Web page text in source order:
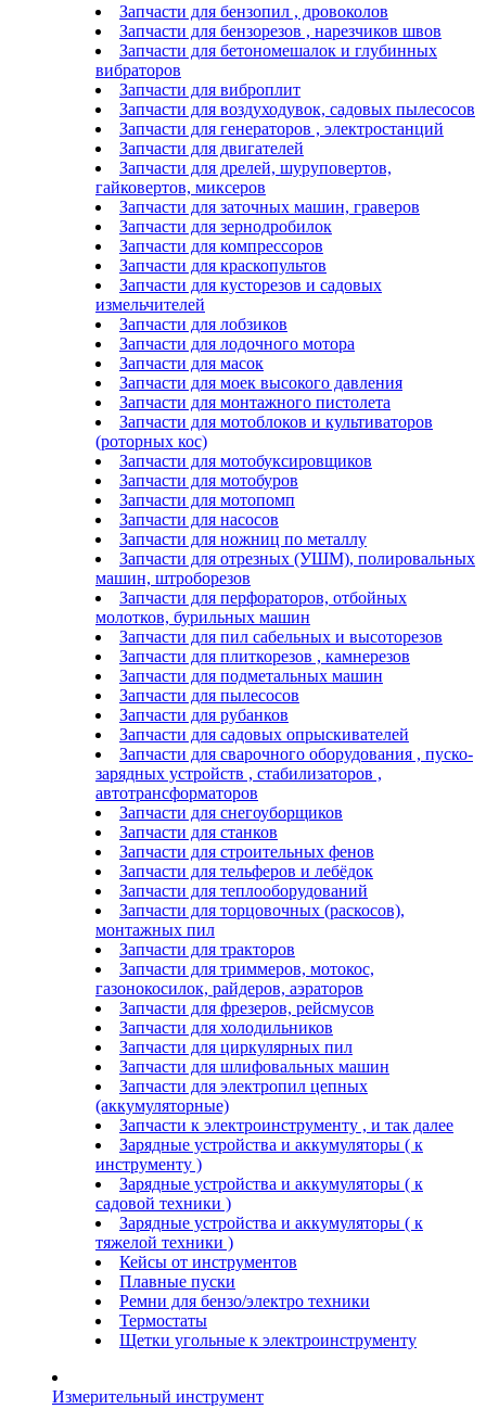
Запчасти для бензопил , дровоколов
Запчасти для бензорезов , нарезчиков швов
Запчасти для бетономешалок и глубинных
вибраторов
Запчасти для виброплит
Запчасти для воздуходувок, садовых пылесосов
Запчасти для генераторов , электростанций
Запчасти для двигателей
Запчасти для дрелей, шуруповертов,
гайковертов, миксеров
Запчасти для заточных машин, граверов
Запчасти для зернодробилок
Запчасти для компрессоров
Запчасти для краскопультов
Запчасти для кусторезов и садовых
измельчителей
Запчасти для лобзиков
Запчасти для лодочного мотора
Запчасти для масок
Запчасти для моек высокого давления
Запчасти для монтажного пистолета
Запчасти для мотоблоков и культиваторов
(роторных кос)
Запчасти для мотобуксировщиков
Запчасти для мотобуров
Запчасти для мотопомп
Запчасти для насосов
Запчасти для ножниц по металлу
Запчасти для отрезных (УШМ), полировальных
машин, штроборезов
Запчасти для перфораторов, отбойных
молотков, бурильных машин
Запчасти для пил сабельных и высоторезов
Запчасти для плиткорезов , камнерезов
Запчасти для подметальных машин
Запчасти для пылесосов
Запчасти для рубанков
Запчасти для садовых опрыскивателей
Запчасти для сварочного оборудования , пуско-
зарядных устройств , стабилизаторов ,
автотрансформаторов
Запчасти для снегоуборщиков
Запчасти для станков
Запчасти для строительных фенов
Запчасти для тельферов и лебёдок
Запчасти для теплооборудований
Запчасти для торцовочных (раскосов),
монтажных пил
Запчасти для тракторов
Запчасти для триммеров, мотокос,
газонокосилок, райдеров, аэраторов
Запчасти для фрезеров, рейсмусов
Запчасти для холодильников
Запчасти для циркулярных пил
Запчасти для шлифовальных машин
Запчасти для электропил цепных
(аккумуляторные)
Запчасти к электроинструменту , и так далее
Зарядные устройства и аккумуляторы ( к
инструменту )
Зарядные устройства и аккумуляторы ( к
садовой техники )
Зарядные устройства и аккумуляторы ( к
тяжелой техники )
Кейсы от инструментов
Плавные пуски
Ремни для бензо/электро техники
Термостаты
Щетки угольные к электроинструменту
Измерительный инструмент